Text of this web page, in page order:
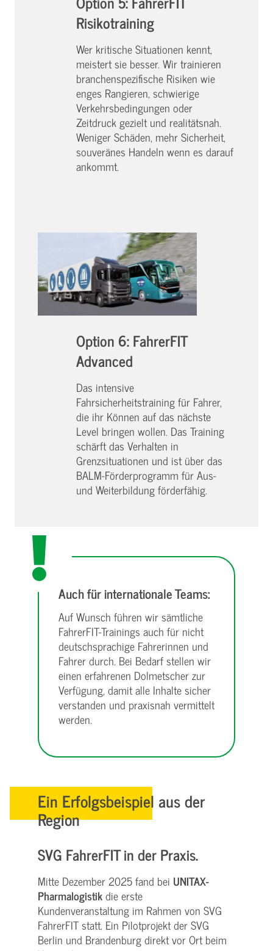
Risikotraining
Wer kritische Situationen kennt,
meistert sie besser. Wir trainieren
branchenspezifische Risiken wie
enges Rangieren, schwierige
Verkehrsbedingungen oder
Zeitdruck gezielt und realitätsnah.
Weniger Schäden, mehr Sicherheit,
souveränes Handeln wenn es darauf
ankommt.
Option 6: FahrerFIT
Advanced
Das intensive
Fahrsicherheitstraining für Fahrer,
die ihr Können auf das nächste
Level bringen wollen. Das Training
schärft das Verhalten in
Grenzsituationen und ist über das
BALM-Förderprogramm für Aus-
und Weiterbildung förderfähig.
Auch für internationale Teams:
Auf Wunsch führen wir sämtliche
FahrerFIT-Trainings auch für nicht
deutschsprachige Fahrerinnen und
Fahrer durch. Bei Bedarf stellen wir
einen erfahrenen Dolmetscher zur
Verfügung, damit alle Inhalte sicher
verstanden und praxisnah vermittelt
werden.
Ein Erfolgsbeispiel aus der
Region
SVG FahrerFIT in der Praxis.
Mitte Dezember 2025 fand bei UNITAX-
Pharmalogistikdie erste
Kundenveranstaltung im Rahmen von SVG
FahrerFIT statt. Ein Pilotprojekt der SVG
Berlin und Brandenburg direkt vor Ort beim